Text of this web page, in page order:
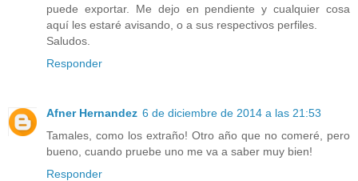
puede exportar. Me dejo en pendiente y cualquier cosa
aquí les estaré avisando, o a sus respectivos perfiles.
Saludos.
Responder
Afner Hernandez 6 de diciembre de 2014 a las 21:53
Tamales, como los extraño! Otro año que no comeré, pero
bueno, cuando pruebe uno me va a saber muy bien!
Responder